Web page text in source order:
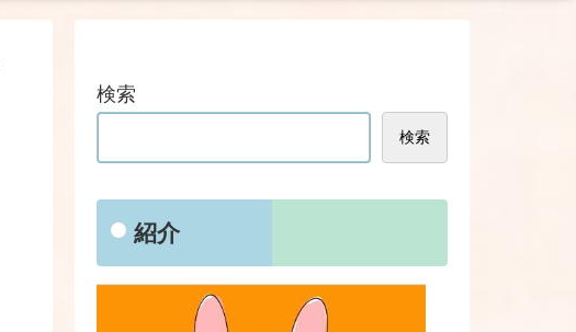
検索
検索
紹介